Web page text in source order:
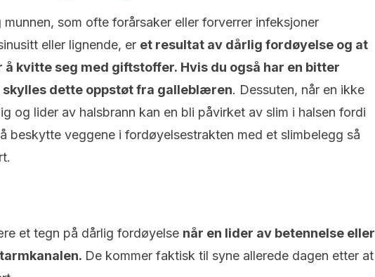
munnen, som ofte forårsaker eller forverrer infeksjoner
eller lignende, er et resultat av dårlig fordøyelse og at
å kvitte seg med giftstoffer. Hvis du også har en bitter
skylles dette oppstøt fra galleblæren. Dessuten, når en ikke
og lider av halsbrann kan en bli påvirket av slim i halsen fordi
beskytte veggene i fordøyelsestrakten med et slimbelegg så
et tegn på dårlig fordøyelse når en lider av betennelse eller
De kommer faktisk til syne allerede dagen etter at